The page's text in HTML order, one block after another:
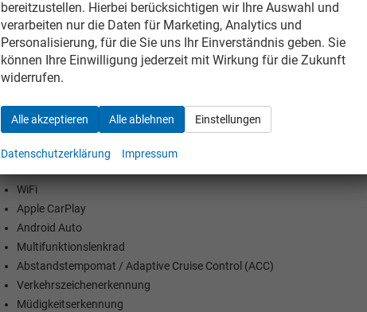
Sitzheizung
Kindersitzbefestigung / ISOFIX
6 Airbags
Radio
Freisprechen über Bluetooth
USB
DAB (Digitaler Radioempfang)
WiFi
Apple CarPlay
Android Auto
Multifunktionslenkrad
Abstandstempomat / Adaptive Cruise Control (ACC)
Verkehrszeichenerkennung
Müdigkeitserkennung
bereitzustellen. Hierbei berücksichtigen wir Ihre Auswahl und
verarbeiten nur die Daten für Marketing, Analytics und
Personalisierung, für die Sie uns Ihr Einverständnis geben. Sie
können Ihre Einwilligung jederzeit mit Wirkung für die Zukunft
widerrufen.
Alle akzeptieren Alle ablehnen Einstellungen
Datenschutzerklärung Impressum